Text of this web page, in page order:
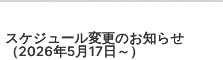
スケジュール変更のお知らせ
（2026年5月17日～）